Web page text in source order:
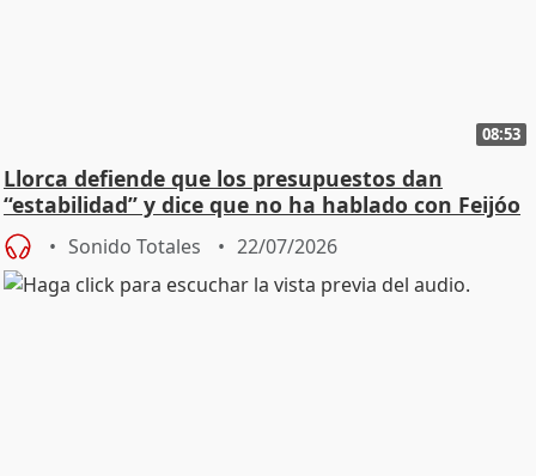
08:53
Llorca defiende que los presupuestos dan
“estabilidad” y dice que no ha hablado con Feijóo
Sonido Totales 22/07/2026